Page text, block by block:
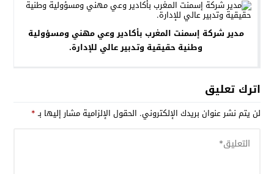
مدير شركة إسمنت المغرب بأكادير وعي مهني ومسؤولية
وطنية حقيقية وتدبير عالي للإدارة.
اترك تعليق
لن يتم نشر عنوان بريدك الإلكتروني. الحقول الإلزامية مشار إليها بـ*